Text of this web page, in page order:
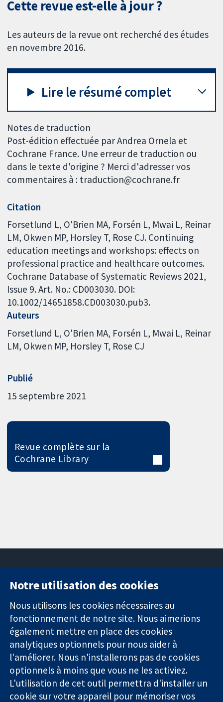
Cette revue est-elle à jour ?
Les auteurs de la revue ont recherché des études
en novembre 2016.
Lire le résumé complet
Notes de traduction
Post-édition effectuée par Andrea Ornela et
Cochrane France. Une erreur de traduction ou
dans le texte d'origine ? Merci d'adresser vos
commentaires à : traduction@cochrane.fr
Citation
Forsetlund L, O'Brien MA, Forsén L, Mwai L, Reinar
LM, Okwen MP, Horsley T, Rose CJ. Continuing
education meetings and workshops: effects on
professional practice and healthcare outcomes.
Cochrane Database of Systematic Reviews 2021,
Issue 9. Art. No.: CD003030. DOI:
10.1002/14651858.CD003030.pub3.
Auteurs
Forsetlund L O'Brien MA Forsén L Mwai L Reinar
LM Okwen MP Horsley T Rose CJ
Publié
15 septembre 2021
Revue complète sur la
Cochrane Library
Des données
probantes.
Des décisions
éclairées.
Une meilleure
santé.
11-13 Cavendish
Square
Londres
W1G0AN
Royaume-Uni
nous
Actualités
Service de
presse
Qui sommes-
nous
Offres
d'emploi
Notre utilisation des cookies
Nous utilisons les cookies nécessaires au
fonctionnement de notre site. Nous aimerions
également mettre en place des cookies
analytiques optionnels pour nous aider à
l'améliorer. Nous n'installerons pas de cookies
optionnels à moins que vous ne les activiez.
L'utilisation de cet outil permettra d'installer un
cookie sur votre appareil pour mémoriser vos